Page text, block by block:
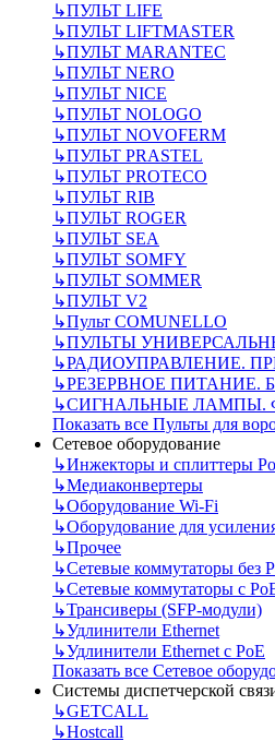
↳ПУЛЬТ LIFE
↳ПУЛЬТ LIFTMASTER
↳ПУЛЬТ MARANTEC
↳ПУЛЬТ NERO
↳ПУЛЬТ NICE
↳ПУЛЬТ NOLOGO
↳ПУЛЬТ NOVOFERM
↳ПУЛЬТ PRASTEL
↳ПУЛЬТ PROTECO
↳ПУЛЬТ RIB
↳ПУЛЬТ ROGER
↳ПУЛЬТ SEA
↳ПУЛЬТ SOMFY
↳ПУЛЬТ SOMMER
↳ПУЛЬТ V2
↳Пульт СOMUNELLO
↳ПУЛЬТЫ
↳РАДИОУПРАВЛЕНИЕ.
↳РЕЗЕРВНОЕ ПИТАНИЕ.
↳СИГНАЛЬНЫЕ ЛАМПЫ.
Показать все Пульты для
Сетевое оборудование
↳Инжекторы и сплиттеры
↳Медиаконвертеры
↳Оборудование Wi-Fi
↳Оборудование для
↳Прочее
↳Сетевые коммутаторы без
↳Сетевые коммутаторы с
↳Трансиверы (SFP-модули)
↳Удлинители Ethernet
↳Удлинители Ethernet с PoE
Показать все Сетевое
Системы диспетчерской
↳GETCALL
↳Hostcall